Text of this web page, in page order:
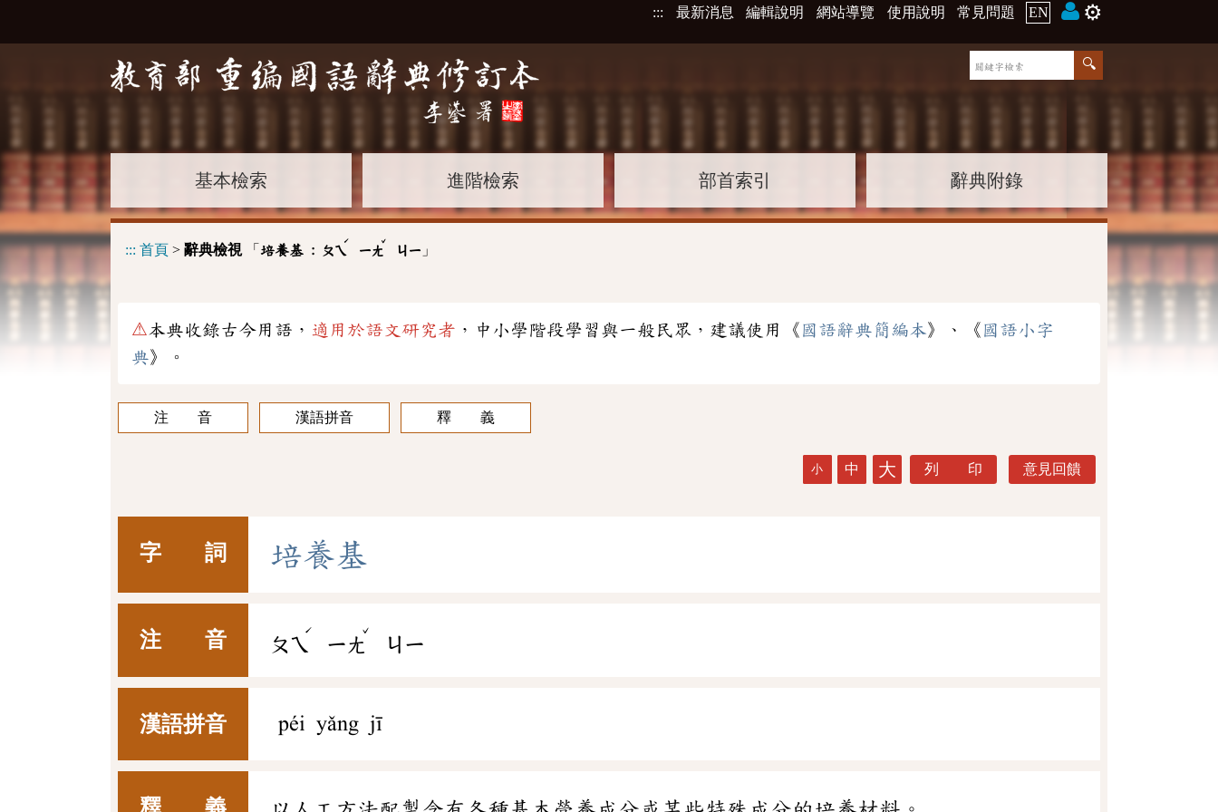
::: 最新消息 編輯說明 網站導覽 使用說明 常見問題 EN ⚙️
基本檢索 進階檢索 部首索引 辭典附錄
::: 首頁 > 辭典檢視「 培養基 : ㄆㄟ
ˊ
ㄧㄤ
ˇ
ㄐㄧ 」
⚠本典收錄古今用語， 適用於語文研究者 ，中小學階段學習與一般民眾，建議使用《 國語辭典簡編本》、《 國語小字
典》。
注 音 漢語拼音 釋 義
小 中 大 列 印 意見回饋
字 詞 培養基
注 音 ㄆㄟ
ˊ
ㄧㄤ
ˇ
ㄐㄧ
漢語拼音 péi yǎng jī